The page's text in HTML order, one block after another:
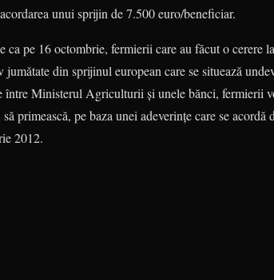
unui sprijin de 7.500 euro/beneficiar.
pe 16 octombrie, fermierii care au făcut o cerere
din sprijinul european care se situează
Ministerul Agriculturii şi unele bănci, fermierii
primească, pe baza unei adeverinţe care se
2012.